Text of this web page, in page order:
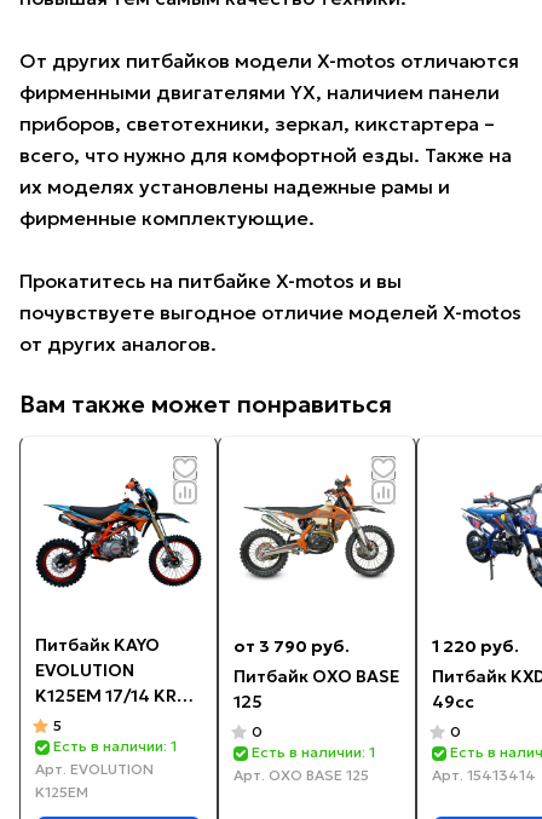
От других питбайков модели X-motos отличаются
фирменными двигателями YX, наличием панели
приборов, светотехники, зеркал, кикстартера –
всего, что нужно для комфортной езды. Также на
их моделях установлены надежные рамы и
фирменные комплектующие.
Прокатитесь на питбайке X-motos и вы
почувствуете выгодное отличие моделей X-motos
от других аналогов.
Вам также может понравиться
Питбайк KAYO
EVOLUTION
K125EM 17/14 KRZ
(механ. сцепл., эл.
стартер 2024 г.)
5
Есть в наличии: 1
Арт. EVOLUTION
K125EM
от 3 790 руб.
Питбайк OXO BASE
125
0
Есть в наличии: 1
Арт. OXO BASE 125
1 220 руб.
Питбайк
49cc
0
Есть в
Арт. 15413414